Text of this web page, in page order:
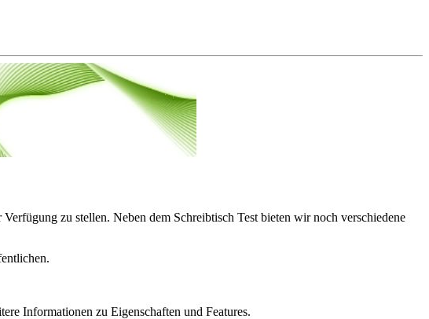
zu stellen. Neben dem Schreibtisch Test bieten wir noch verschiedene
Informationen zu Eigenschaften und Features.